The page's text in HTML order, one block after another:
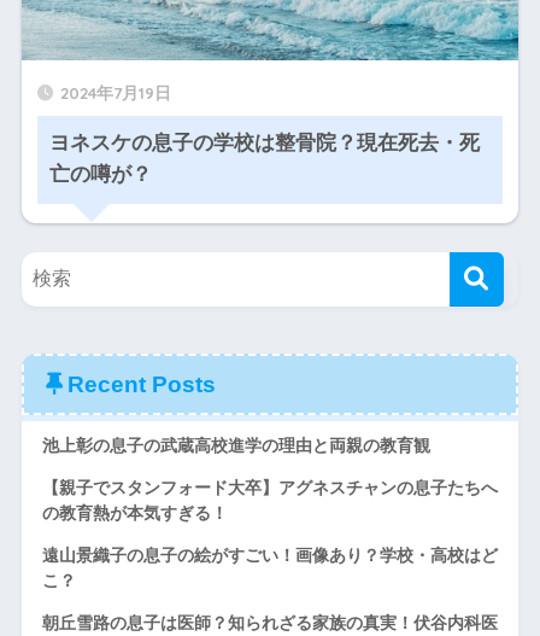
2024年7月19日
ヨネスケの息子の学校は整骨院？現在死去・死
亡の噂が？
Recent Posts
池上彰の息子の武蔵高校進学の理由と両親の教育観
【親子でスタンフォード大卒】アグネスチャンの息子たちへ
の教育熱が本気すぎる！
遠山景織子の息子の絵がすごい！画像あり？学校・高校はど
こ？
朝丘雪路の息子は医師？知られざる家族の真実！伏谷内科医